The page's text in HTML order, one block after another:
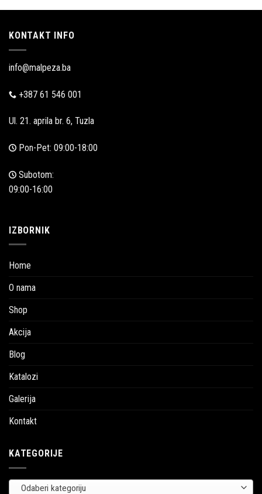
KONTAKT INFO
info@malpeza.ba
+387 61 546 001
Ul. 21. aprila br. 6, Tuzla
Pon-Pet: 09:00-18:00
Subotom:
09:00-16:00
IZBORNIK
Home
O nama
Shop
Akcija
Blog
Katalozi
Galerija
Kontakt
KATEGORIJE
Odaberi kategoriju